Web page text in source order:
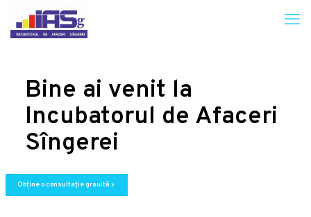
Bine ai venit la
Incubatorul de Afaceri
Sîngerei
Obține o consultație grauită chevron_right